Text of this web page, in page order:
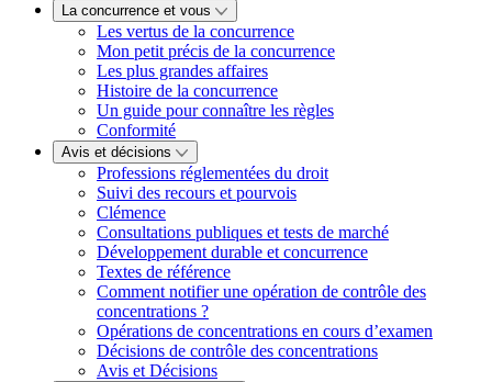
La concurrence et vous
Les vertus de la concurrence
Mon petit précis de la concurrence
Les plus grandes affaires
Histoire de la concurrence
Un guide pour connaître les règles
Conformité
Avis et décisions
Professions réglementées du droit
Suivi des recours et pourvois
Clémence
Consultations publiques et tests de marché
Développement durable et concurrence
Textes de référence
Comment notifier une opération de contrôle des
concentrations ?
Opérations de concentrations en cours d’examen
Décisions de contrôle des concentrations
Avis et Décisions